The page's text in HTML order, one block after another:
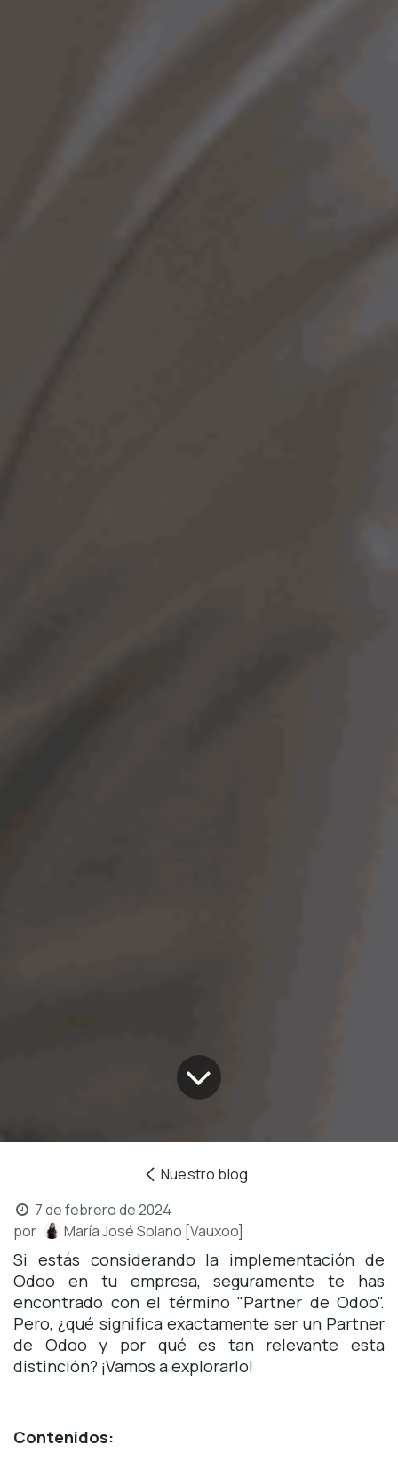
Nuestro blog
7 de febrero de 2024
por
María José Solano [Vauxoo]
Si estás considerando la implementación de
Odoo en tu empresa, seguramente te has
encontrado con el término "Partner de Odoo".
Pero, ¿qué significa exactamente ser un Partner
de Odoo y por qué es tan relevante esta
distinción? ¡Vamos a explorarlo!
Contenidos: